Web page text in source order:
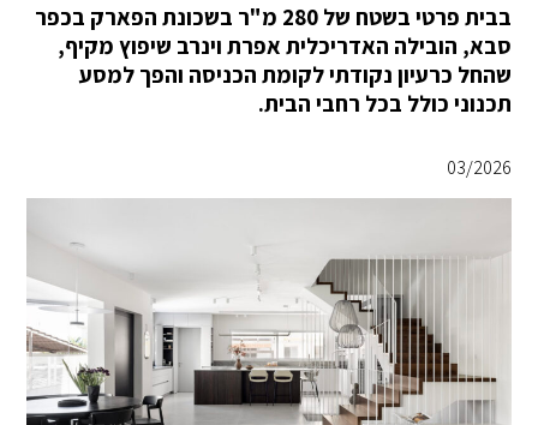
בבית פרטי בשטח של 280 מ"ר בשכונת הפארק בכפר
סבא, הובילה האדריכלית אפרת וינרב שיפוץ מקיף,
שהחל כרעיון נקודתי לקומת הכניסה והפך למסע
תכנוני כולל בכל רחבי הבית.
03/2026